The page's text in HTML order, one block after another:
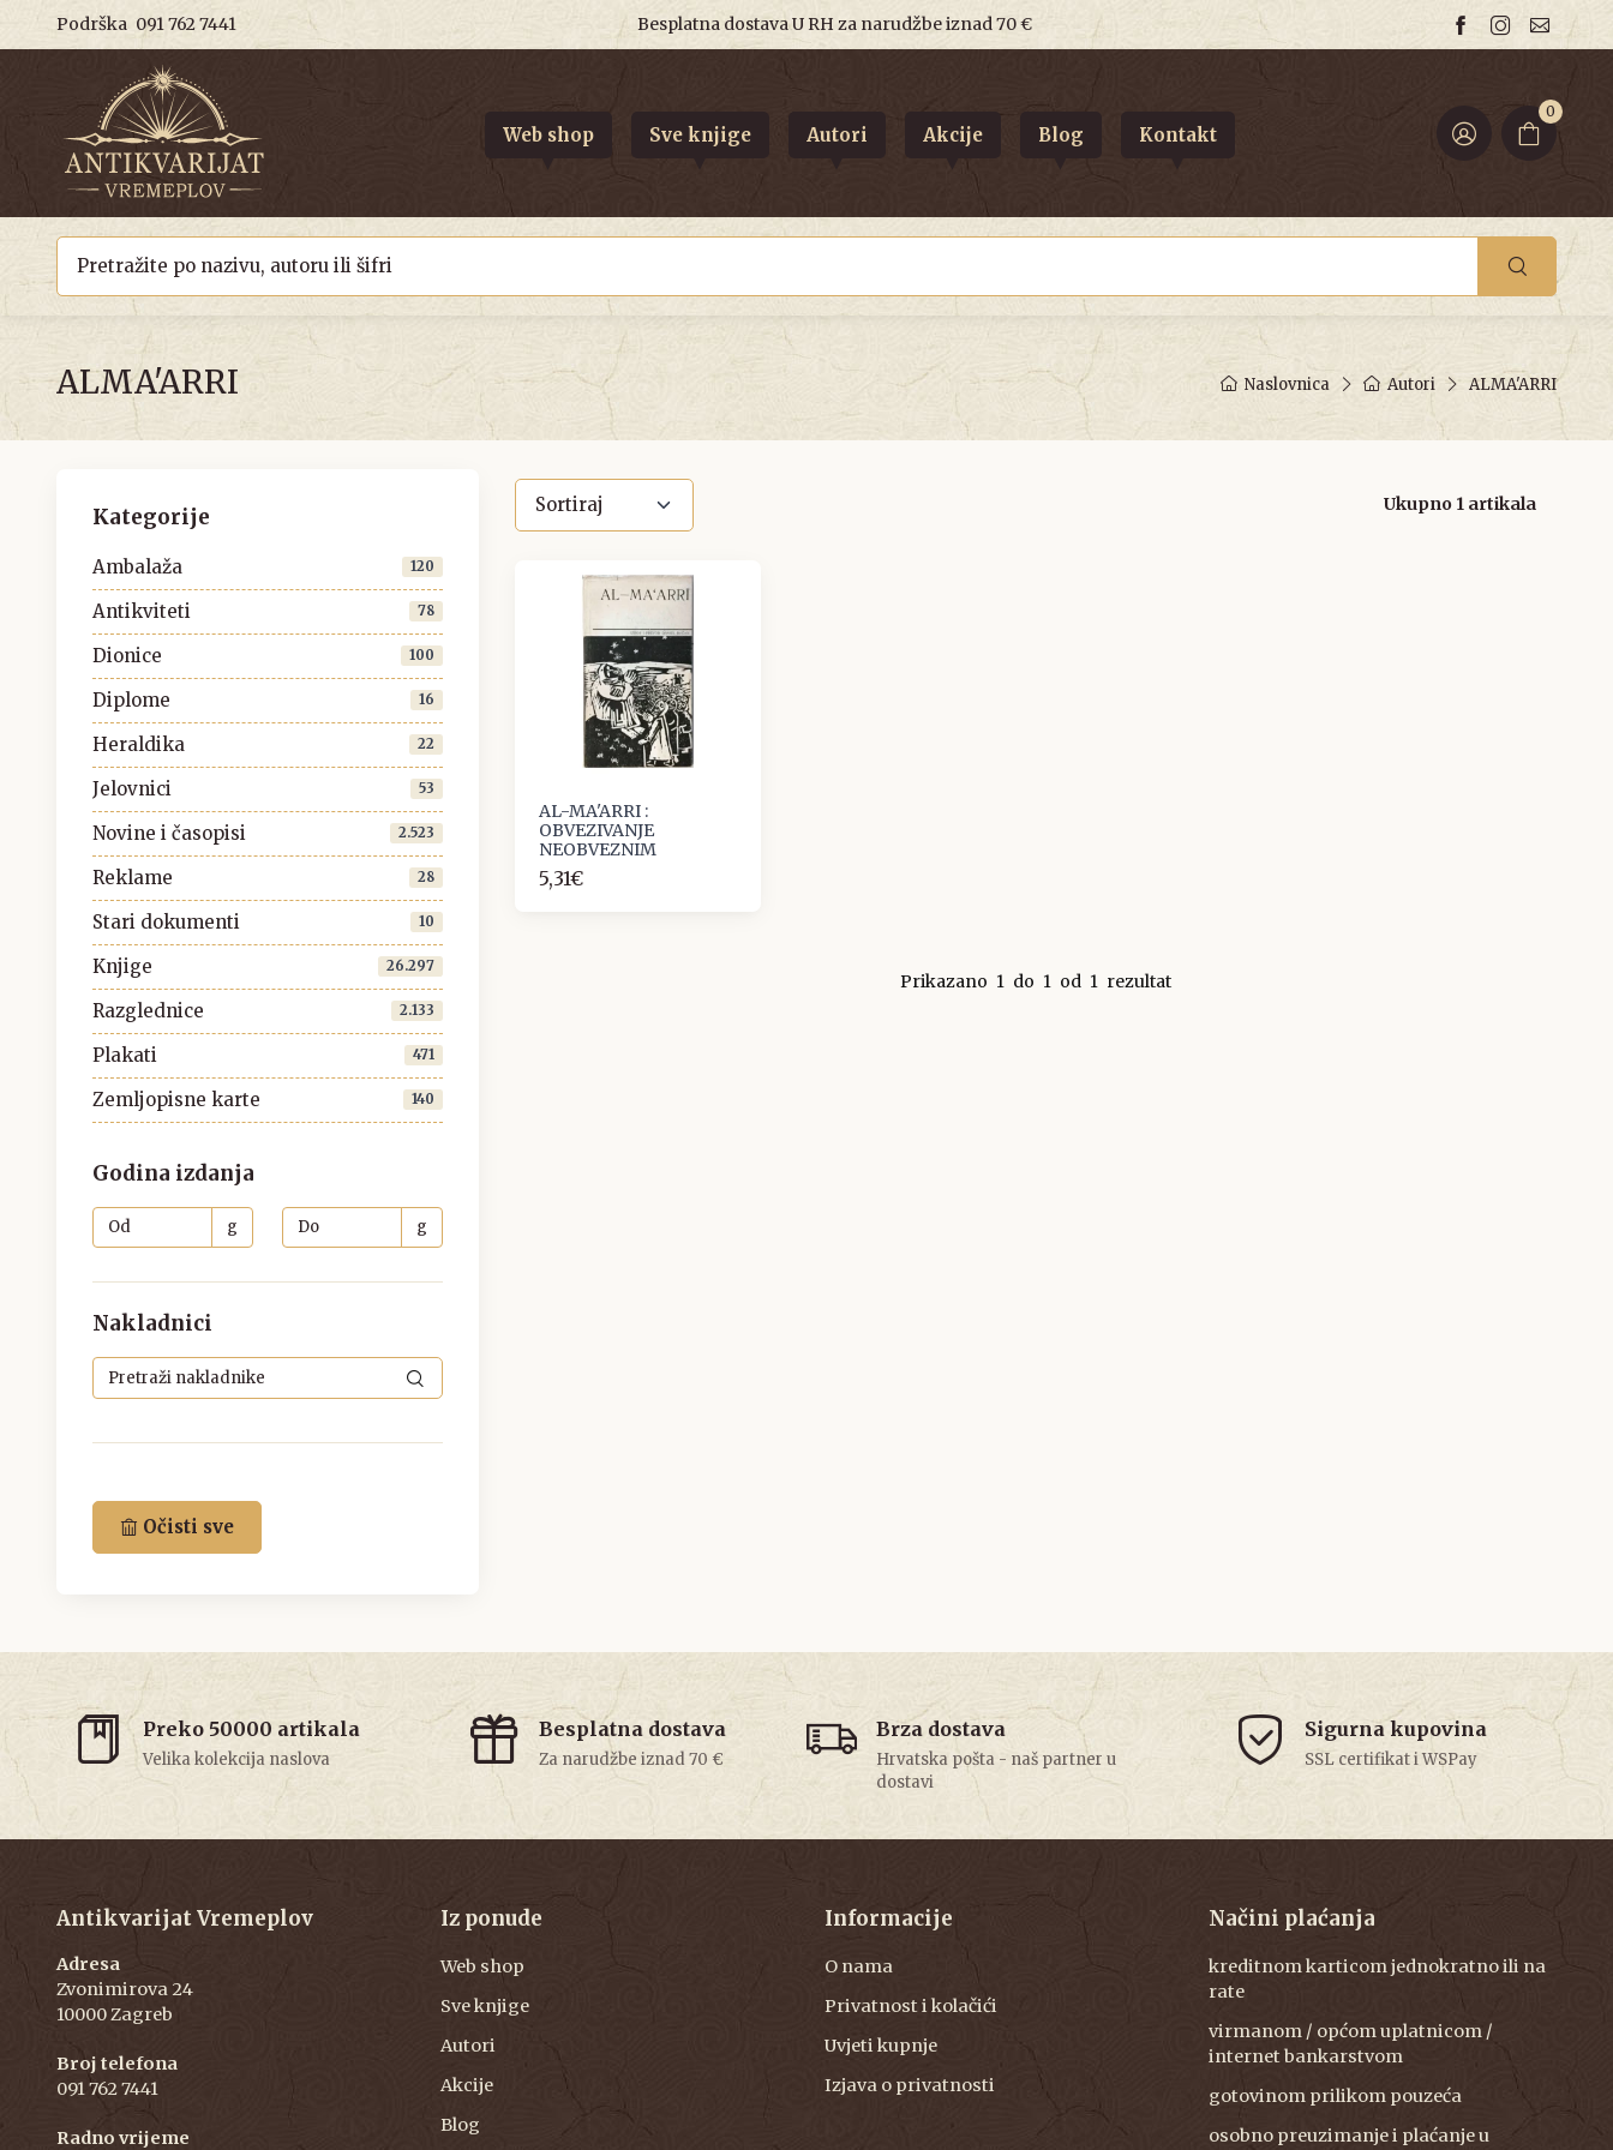
Podrška 091 762 7441 Besplatna dostava U RH za narudžbe iznad 70 €
0
Web shop Sve knjige Autori Akcije Blog Kontakt
Naslovnica Autori ALMA'ARRI
ALMA'ARRI
Kategorije
Ambalaža 120
Antikviteti 78
Dionice 100
Diplome 16
Heraldika 22
Jelovnici 53
Novine i časopisi 2.523
Reklame 28
Stari dokumenti 10
Knjige 26.297
Razglednice 2.133
Plakati 471
Zemljopisne karte 140
Godina izdanja
g g
Nakladnici
Očisti sve
Ukupno 1 artikala
AL-MA'ARRI :
OBVEZIVANJE
NEOBVEZNIM
5,31€
Prikazano 1 do 1 od 1 rezultat
Preko 50000 artikala
Velika kolekcija naslova
Besplatna dostava
Za narudžbe iznad 70 €
Brza dostava
Hrvatska pošta - naš partner u
dostavi
Sigurna kupovina
SSL certifikat i WSPay
Antikvarijat Vremeplov
Adresa
Zvonimirova 24
10000 Zagreb
Broj telefona
091 762 7441
Radno vrijeme
Iz ponude
Web shop
Sve knjige
Autori
Akcije
Blog
Informacije
O nama
Privatnost i kolačići
Uvjeti kupnje
Izjava o privatnosti
Načini plaćanja
kreditnom karticom jednokratno ili na
rate
virmanom / općom uplatnicom /
internet bankarstvom
gotovinom prilikom pouzeća
osobno preuzimanje i plaćanje u